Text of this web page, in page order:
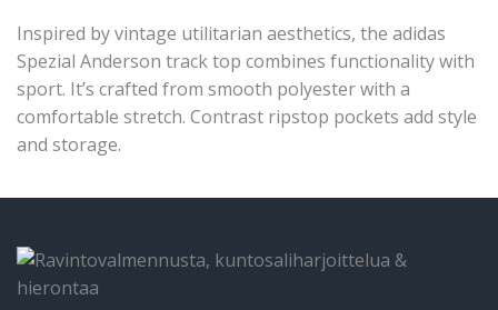
Inspired by vintage utilitarian aesthetics, the adidas
Spezial Anderson track top combines functionality with
sport. It’s crafted from smooth polyester with a
comfortable stretch. Contrast ripstop pockets add style
and storage.